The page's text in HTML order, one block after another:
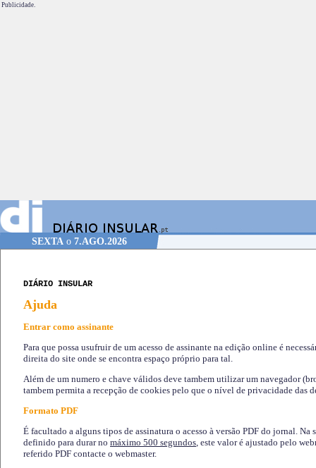
Publicidade.
SEXTA o 7.AGO.2026
DIÁRIO INSULAR
Ajuda
Entrar como assinante
Para que possa usufruir de um acesso de assinante na edição online é
direita do site onde se encontra espaço próprio para tal.
Além de um numero e chave válidos deve tambem utilizar um navegador
tambem permita a recepção de cookies pelo que o nível de privacidade das
Formato PDF
É facultado a alguns tipos de assinatura o acesso à versão PDF do jornal. Na
definido para durar no máximo 500 segundos, este valor é ajustado pelo
referido PDF contacte o webmaster.